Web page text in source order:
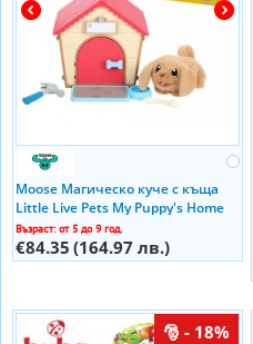
Moose Магическо куче с къща
Little Live Pets My Puppy's Home
26477 IBIZO
Възраст: от 5 до 9 год.
€84.35 (164.97 лв.)
- 18%